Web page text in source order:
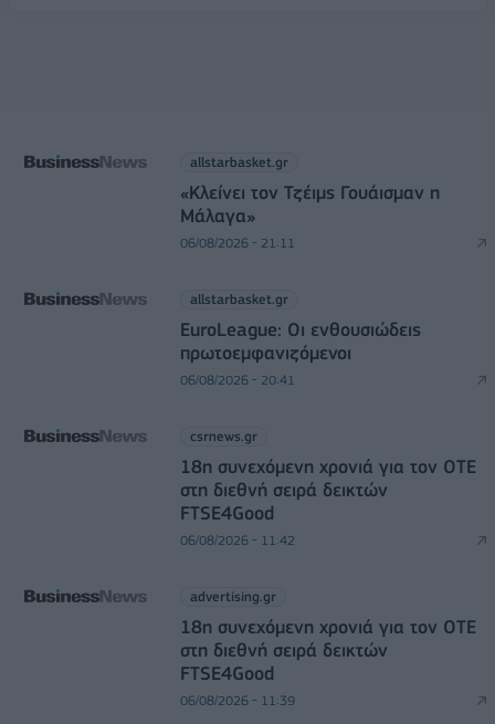
allstarbasket.gr
«Κλείνει τον Τζέιμς Γουάισμαν η
Μάλαγα»
06/08/2026 - 21:11
allstarbasket.gr
EuroLeague: Οι ενθουσιώδεις
πρωτοεμφανιζόμενοι
06/08/2026 - 20:41
csrnews.gr
18η συνεχόμενη χρονιά για τον ΟΤΕ
στη διεθνή σειρά δεικτών
FTSE4Good
06/08/2026 - 11:42
advertising.gr
18η συνεχόμενη χρονιά για τον ΟΤΕ
στη διεθνή σειρά δεικτών
FTSE4Good
06/08/2026 - 11:39